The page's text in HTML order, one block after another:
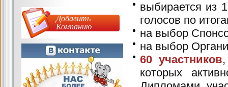
выбирается из
голосов по
на выбор
на выбор
60 участников
которых
Добавить
Компанию